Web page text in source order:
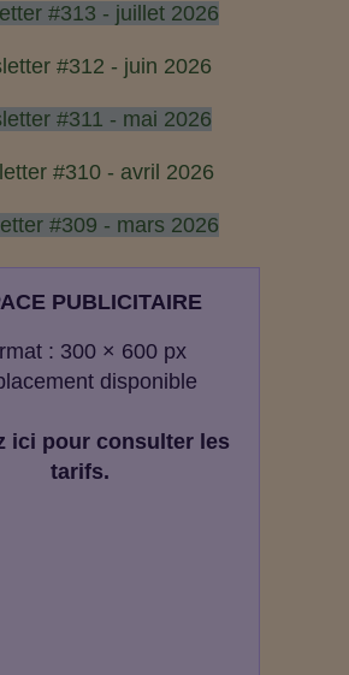
#313 - juillet 2026
#312 - juin 2026
#311 - mai 2026
#310 - avril 2026
#309 - mars 2026
PUBLICITAIRE
: 300 × 600 px
disponible
ici pour consulter les
tarifs.